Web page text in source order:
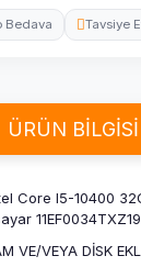
Bedava Tavsiye
ÜRÜN BİLGİSİ
Core I5-10400
11EF0034TXZ19
VE/VEYA DİSK